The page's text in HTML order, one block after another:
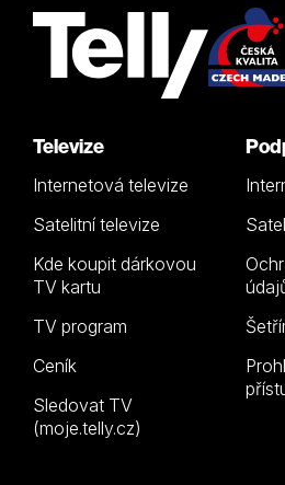
Televize
Internetová televize
Satelitní televize
Kde koupit dárkovou
TV kartu
TV program
Ceník
Sledovat TV
(moje.telly.cz)